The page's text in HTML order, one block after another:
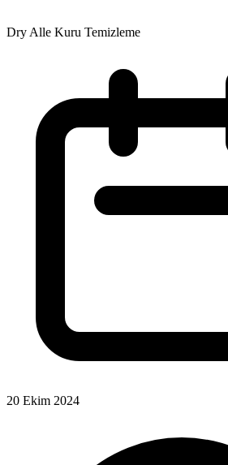
Dry Alle Kuru Temizleme
20 Ekim 2024